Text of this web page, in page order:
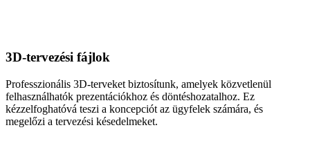
3D-tervezési fájlok
Professzionális 3D-terveket biztosítunk, amelyek közvetlenül
felhasználhatók prezentációkhoz és döntéshozatalhoz. Ez
kézzelfoghatóvá teszi a koncepciót az ügyfelek számára, és
megelőzi a tervezési késedelmeket.